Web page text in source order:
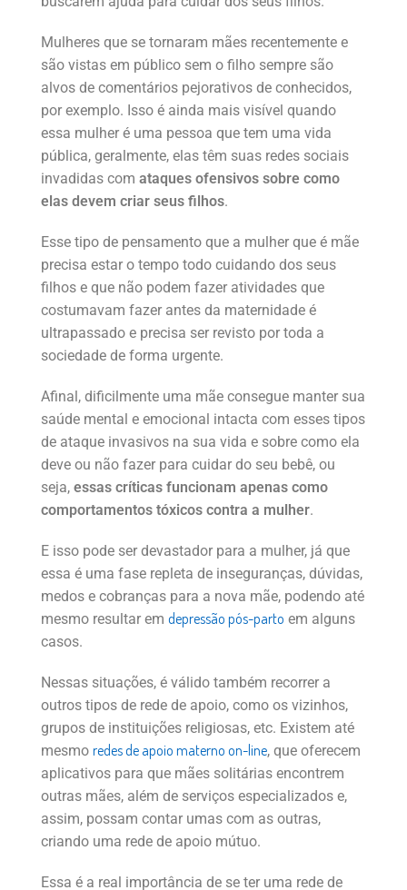
Mulheres que se tornaram mães recentemente e
são vistas em público sem o filho sempre são
alvos de comentários pejorativos de conhecidos,
por exemplo. Isso é ainda mais visível quando
essa mulher é uma pessoa que tem uma vida
pública, geralmente, elas têm suas redes sociais
invadidas com ataques ofensivos sobre como
elas devem criar seus filhos.
Esse tipo de pensamento que a mulher que é mãe
precisa estar o tempo todo cuidando dos seus
filhos e que não podem fazer atividades que
costumavam fazer antes da maternidade é
ultrapassado e precisa ser revisto por toda a
sociedade de forma urgente.
Afinal, dificilmente uma mãe consegue manter sua
saúde mental e emocional intacta com esses tipos
de ataque invasivos na sua vida e sobre como ela
deve ou não fazer para cuidar do seu bebê, ou
seja, essas críticas funcionam apenas como
comportamentos tóxicos contra a mulher.
E isso pode ser devastador para a mulher, já que
essa é uma fase repleta de inseguranças, dúvidas,
medos e cobranças para a nova mãe, podendo até
mesmo resultar em depressão pós-parto em alguns
casos.
Nessas situações, é válido também recorrer a
outros tipos de rede de apoio, como os vizinhos,
grupos de instituições religiosas, etc. Existem até
mesmo redes de apoio materno on-line, que oferecem
aplicativos para que mães solitárias encontrem
outras mães, além de serviços especializados e,
assim, possam contar umas com as outras,
criando uma rede de apoio mútuo.
Essa é a real importância de se ter uma rede de